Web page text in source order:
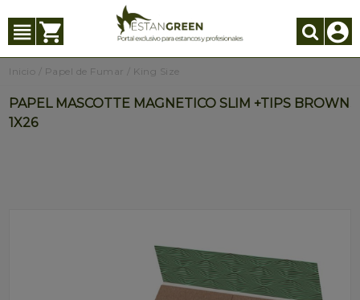
Inicio Papel de Fumar King Size
PAPEL MASCOTTE MAGNETICO SLIM +TIPS BROWN
1X26